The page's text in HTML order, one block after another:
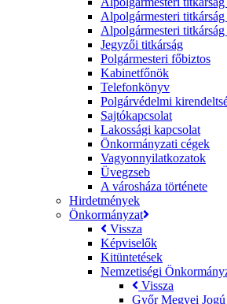
Alpolgármesteri titkárság
Alpolgármesteri titkárság
Jegyzői titkárság
Polgármesteri főbiztos
Kabinetfőnök
Telefonkönyv
Polgárvédelmi
Sajtókapcsolat
Lakossági kapcsolat
Önkormányzati cégek
Vagyonnyilatkozatok
Üvegzseb
A városháza története
Hirdetmények
Önkormányzat
Vissza
Képviselők
Kitüntetések
Nemzetiségi
Vissza
Győr Megyei